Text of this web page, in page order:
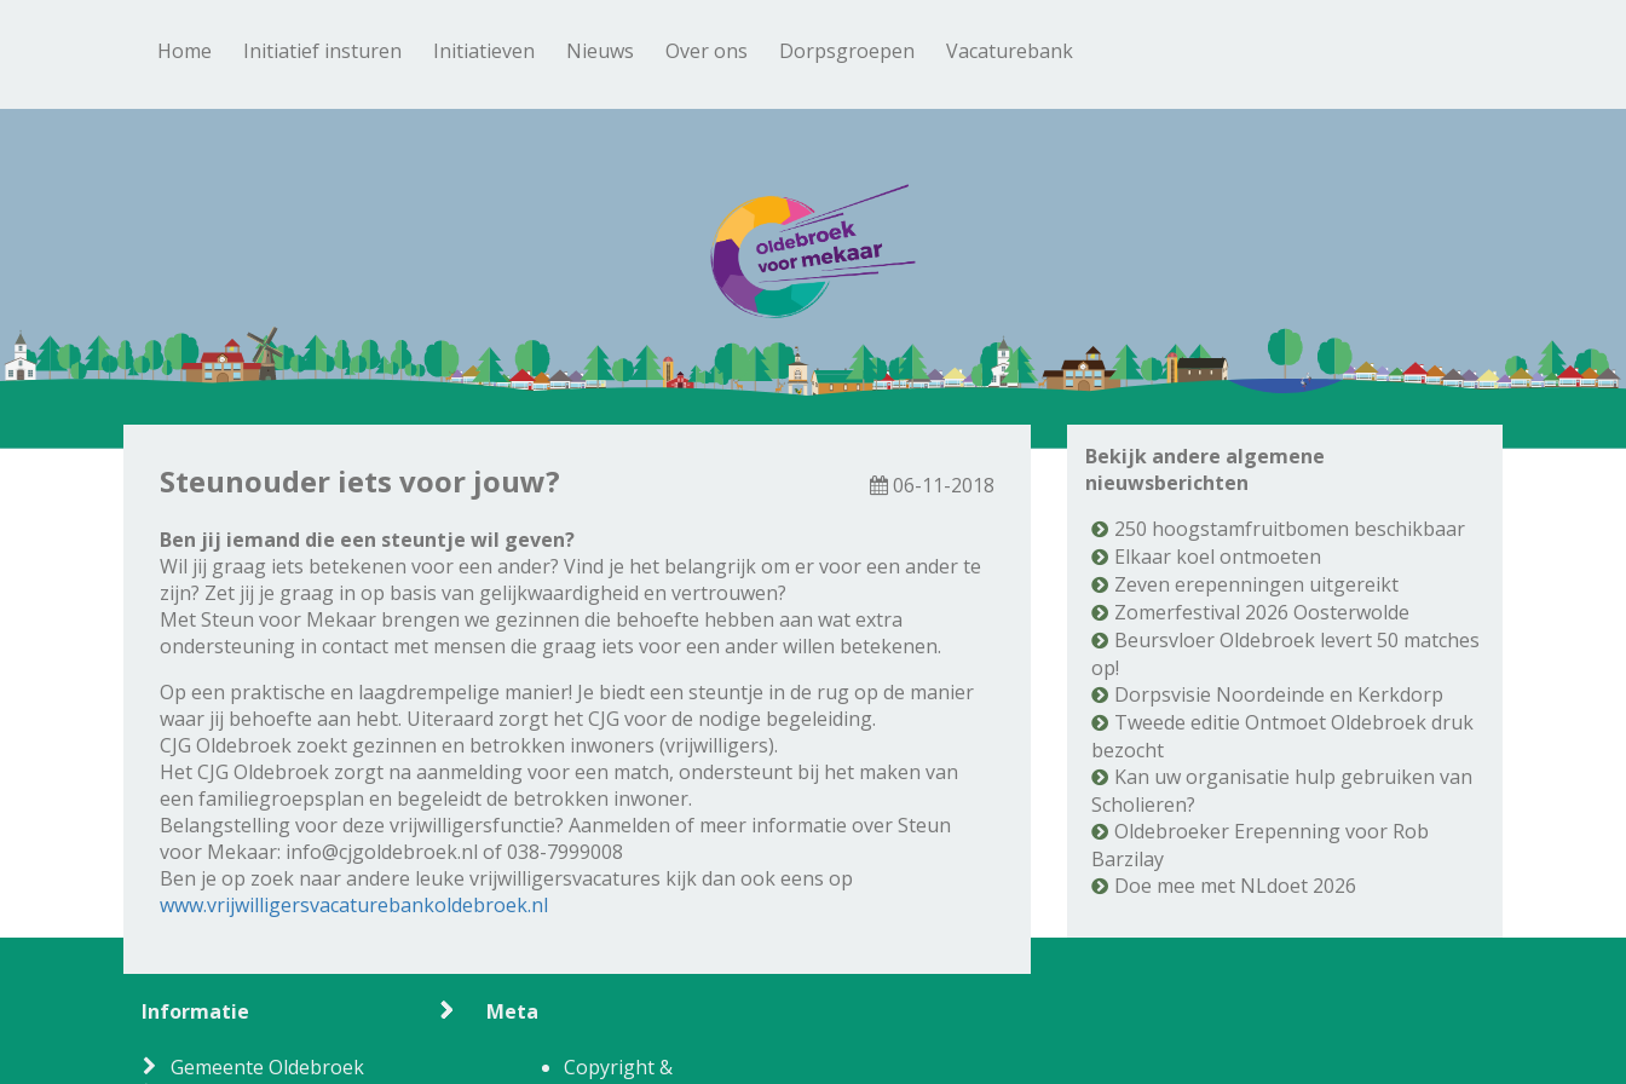
Home Initiatief insturen Initiatieven Nieuws Over ons Dorpsgroepen Vacaturebank
Steunouder iets voor jouw? 06-11-2018
Ben jij iemand die een steuntje wil geven?
Wil jij graag iets betekenen voor een ander? Vind je het belangrijk om er voor een ander te
zijn? Zet jij je graag in op basis van gelijkwaardigheid en vertrouwen?
Met Steun voor Mekaar brengen we gezinnen die behoefte hebben aan wat extra
ondersteuning in contact met mensen die graag iets voor een ander willen betekenen.
Op een praktische en laagdrempelige manier! Je biedt een steuntje in de rug op de manier
waar jij behoefte aan hebt. Uiteraard zorgt het CJG voor de nodige begeleiding.
CJG Oldebroek zoekt gezinnen en betrokken inwoners (vrijwilligers).
Het CJG Oldebroek zorgt na aanmelding voor een match, ondersteunt bij het maken van
een familiegroepsplan en begeleidt de betrokken inwoner.
Belangstelling voor deze vrijwilligersfunctie? Aanmelden of meer informatie over Steun
voor Mekaar: info@cjgoldebroek.nl of 038-7999008
Ben je op zoek naar andere leuke vrijwilligersvacatures kijk dan ook eens op
www.vrijwilligersvacaturebankoldebroek.nl
Bekijk andere algemene
nieuwsberichten
250 hoogstamfruitbomen beschikbaar
Elkaar koel ontmoeten
Zeven erepenningen uitgereikt
Zomerfestival 2026 Oosterwolde
Beursvloer Oldebroek levert 50 matches
op!
Dorpsvisie Noordeinde en Kerkdorp
Tweede editie Ontmoet Oldebroek druk
bezocht
Kan uw organisatie hulp gebruiken van
Scholieren?
Oldebroeker Erepenning voor Rob
Barzilay
Doe mee met NLdoet 2026
Informatie
Gemeente Oldebroek
Meta
Copyright &